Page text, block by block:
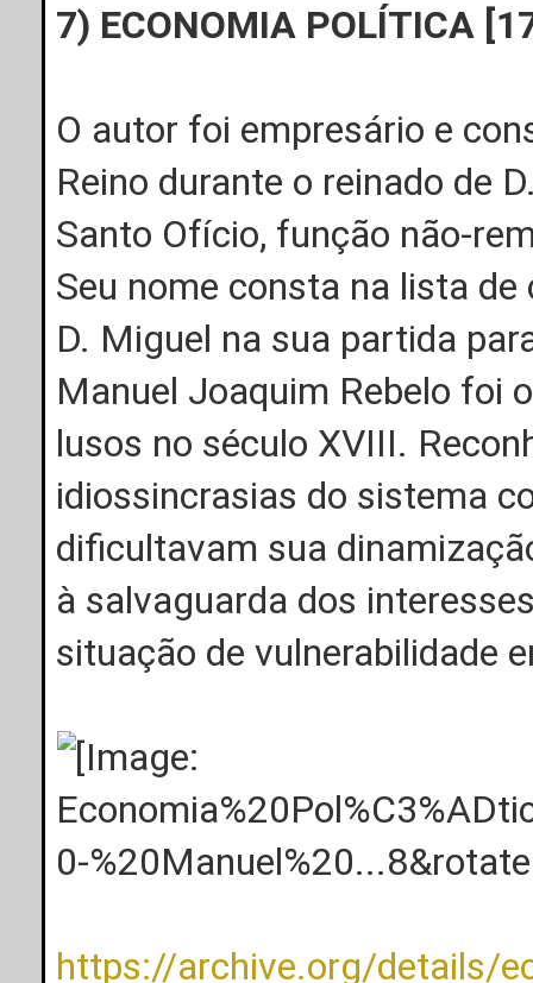
7) ECONOMIA POLÍTICA
O autor foi empresário e
Reino durante o reinado de
Santo Ofício, função não-
Seu nome consta na lista
D. Miguel na sua partida
Manuel Joaquim Rebelo foi
lusos no século XVIII.
idiossincrasias do sistema
dificultavam sua
à salvaguarda dos
situação de vulnerabilidade
https://archive.org/details/